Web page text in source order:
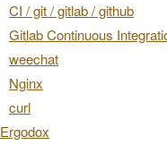
CI / git / gitlab / github
Gitlab Continuous
weechat
Nginx
curl
Ergodox